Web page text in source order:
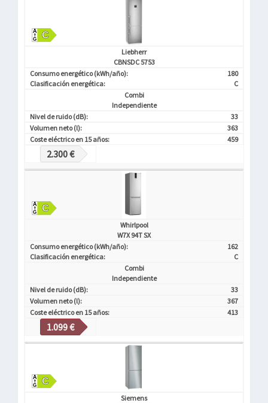
Liebherr
CBNSDC 5753
Consumo energético (kWh/año):
180
Clasificación energética:
C
Combi
Independiente
Nivel de ruido (dB):
33
Volumen neto (l):
363
Coste eléctrico en 15 años:
459
2.300 €
Whirlpool
W7X 94T SX
Consumo energético (kWh/año):
162
Clasificación energética:
C
Combi
Independiente
Nivel de ruido (dB):
33
Volumen neto (l):
367
Coste eléctrico en 15 años:
413
1.099 €
Siemens